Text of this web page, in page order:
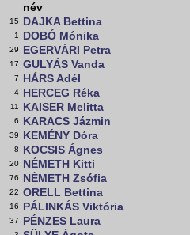
név
15 DAJKA Bettina
1 DOBÓ Mónika
29 EGERVÁRI Petra
17 GULYÁS Vanda
7 HÁRS Adél
4 HERCEG Réka
11 KAISER Melitta
6 KARACS Jázmin
39 KEMÉNY Dóra
8 KOCSIS Ágnes
20 NÉMETH Kitti
76 NÉMETH Zsófia
22 ORELL Bettina
16 PÁLINKÁS Viktória
37 PÉNZES Laura